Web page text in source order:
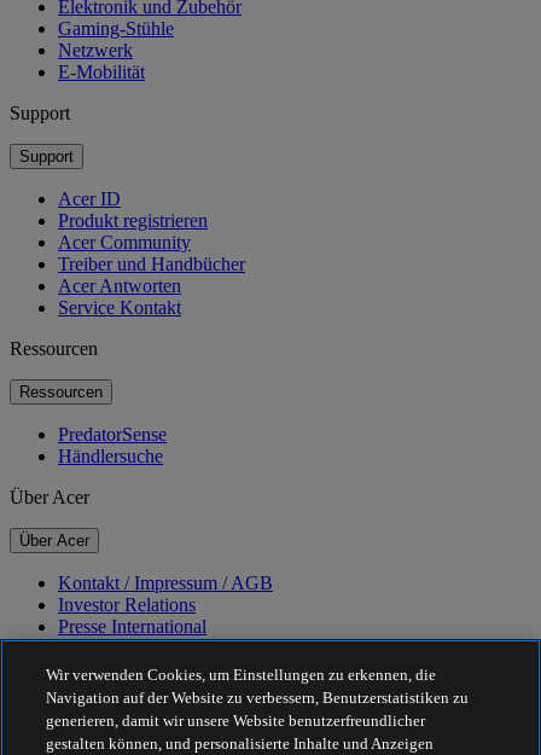
Elektronik und Zubehör
Gaming-Stühle
Netzwerk
E-Mobilität
Support
Support
Acer ID
Produkt registrieren
Acer Community
Treiber und Handbücher
Acer Antworten
Service Kontakt
Ressourcen
Ressourcen
PredatorSense
Händlersuche
Über Acer
Über Acer
Kontakt / Impressum / AGB
Investor Relations
Presse International
Auszeichnungen
Veranstaltungen
Nachhaltigkeit
Wir verwenden Cookies, um Einstellungen zu erkennen, die
Navigation auf der Website zu verbessern, Benutzerstatistiken zu
generieren, damit wir unsere Website benutzerfreundlicher
gestalten können, und personalisierte Inhalte und Anzeigen